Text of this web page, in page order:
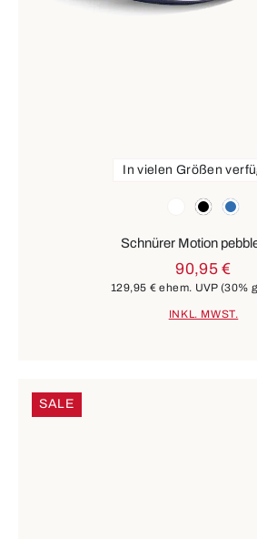
weißschwarz
blau
In vielen Größen
Schnürer Motion
90,95 €
129,95 € ehem. UVP(30%
INKL. MWST.
SALE